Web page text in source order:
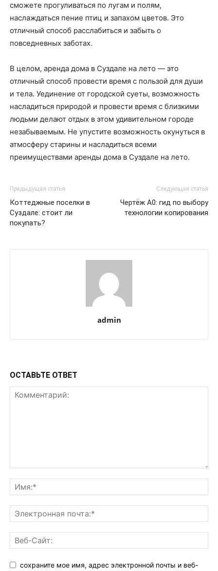
сможете прогуливаться по лугам и полям,
наслаждаться пение птиц и запахом цветов. Это
отличный способ расслабиться и забыть о
повседневных заботах.
В целом, аренда дома в Суздале на лето — это
отличный способ провести время с пользой для души
и тела. Уединение от городской суеты, возможность
насладиться природой и провести время с близкими
людьми делают отдых в этом удивительном городе
незабываемым. Не упустите возможность окунуться в
атмосферу старины и насладиться всеми
преимуществами аренды дома в Суздале на лето.
Предыдущая статья
Коттеджные поселки в
Суздале: стоит ли
покупать?
Следующая статья
Чертёж А0: гид по выбору
технологии копирования
admin
ОСТАВЬТЕ ОТВЕТ
сохраните мое имя, адрес электронной почты и веб-